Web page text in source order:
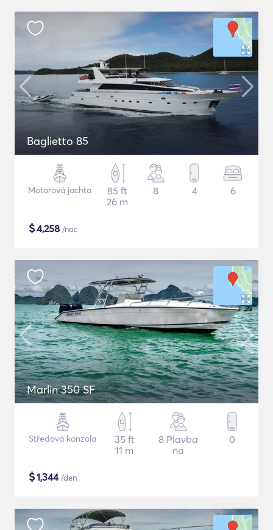
Baglietto 85
Motorová jachta
85 ft
26 m
8 4 6
$4,258 /noc
Marlin 350 SF
Středová konzola
35 ft
11 m
8 Plavba
na
0
$1,344/den